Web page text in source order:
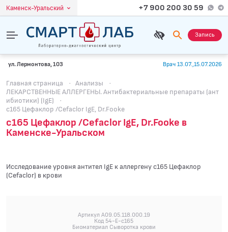
Каменск-Уральский +7 900 200 30 59
Запись
ул. Лермонтова, 103 Врач 13.07.,15.07.2026
Главная страница · Анализы
·
ЛЕКАРСТВЕННЫЕ АЛЛЕРГЕНЫ. Антибактериальные препараты (ант
ибиотики) (IgE)
·
c165 Цефаклор /Cefaclor IgE, Dr.Fooke
c165 Цефаклор /Cefaclor IgE, Dr.Fooke в
Каменске-Уральском
Исследование уровня антител IgE к аллергену c165 Цефаклор
(Cefaclor) в крови
Артикул A09.05.118.000.19
Код 54-E-c165
Биоматериал Сыворотка крови